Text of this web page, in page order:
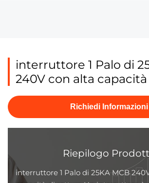
interruttore 1 Palo di
240V con alta
Richiedi Informazioni
Riepilogo
interruttore 1 Palo di 25KA MCB